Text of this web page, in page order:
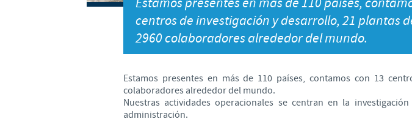
Bulgaria
Estamos presentes en más de 110 países,
centros de investigación y desarrollo, 21 plantas
2960 colaboradores alrededor del mundo.
Estamos presentes en más de 110 países, contamos con 13
colaboradores alrededor del mundo.
Nuestras actividades operacionales se centran en la
administración.